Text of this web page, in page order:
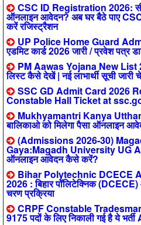
CSC ID Registration 2026:
ऑनलाइन आवेदन? अब घर बैठे पाए
करें रजिस्ट्रैशन
UP Police Home Guard
एडमिट कार्ड 2026 जारी / प्रवेश
PM Aawas Yojana New List
लिस्ट कैसे देखें | नई लाभार्थी सूची
SSC GD Admit Card 2026
Constable Hall Ticket at
Mukhyamantri Kanya
बालिकाओ को मिलेगा पैसा ऑनलाइन
(Admissions 2026-30)
Gaya:Magadh University UG
ऑनलाइन आवेदन कैसे करें?
Bihar Polytechnic DCECE
2026 : बिहार पॉलिटेक्निक
चरण प्रक्रिया
CRPF Constable
9175 पदों के लिए निकाली गई है ये